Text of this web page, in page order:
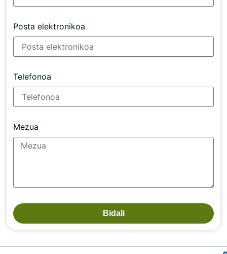
Posta elektronikoa
Telefonoa
Mezua
Bidali